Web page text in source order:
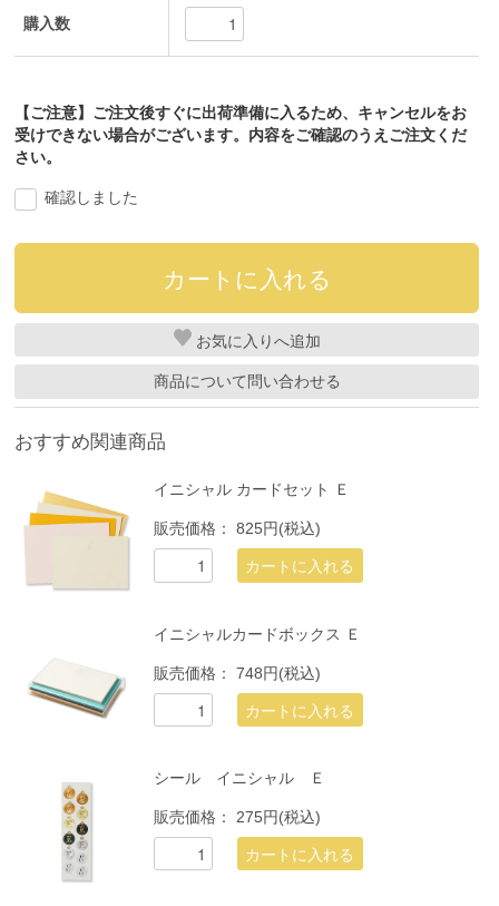
購入数
【ご注意】ご注文後すぐに出荷準備に入るため、キャンセルをお
受けできない場合がございます。内容をご確認のうえご注文くだ
さい。
確認しました
お気に入り
商品について問い合わせる
おすすめ関連商品
イニシャル カードセット Ｅ
販売価格：825円(税込)
イニシャルカードボックス Ｅ
販売価格：748円(税込)
シール イニシャル Ｅ
販売価格： 275円(税込)